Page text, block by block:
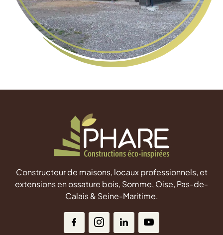
Constructeur de maisons, locaux professionnels, et
extensions en ossature bois, Somme, Oise, Pas-de-
Calais & Seine-Maritime.